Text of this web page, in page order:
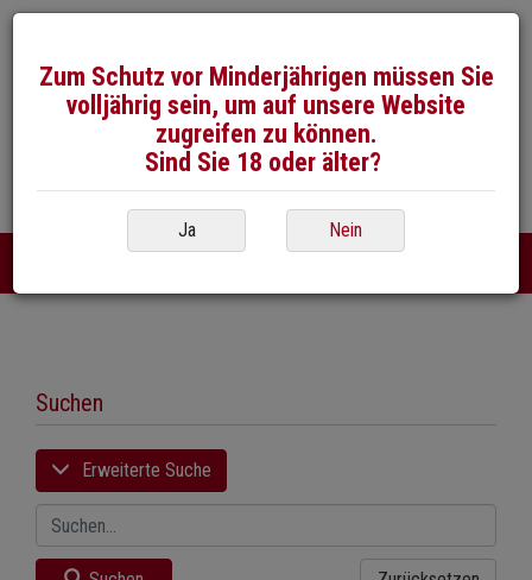
026 / 492 50 40 E-Mail
Suchen
Erweiterte Suche
Zum Schutz vor Minderjährigen müssen Sie
volljährig sein, um auf unsere Website
zugreifen zu können.
Sind Sie 18 oder älter?
Ja Nein